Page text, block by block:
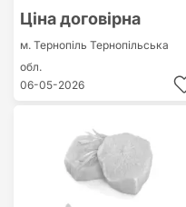
Ціна договірна
м. Тернопіль Тернопільська
обл.
06-05-2026